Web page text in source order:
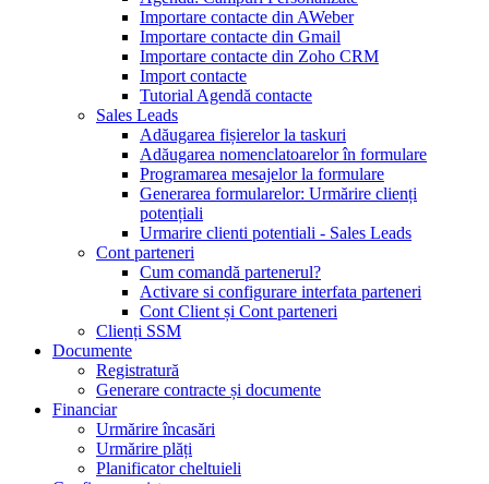
Importare contacte din AWeber
Importare contacte din Gmail
Importare contacte din Zoho CRM
Import contacte
Tutorial Agendă contacte
Sales Leads
Adăugarea fișierelor la taskuri
Adăugarea nomenclatoarelor în formulare
Programarea mesajelor la formulare
Generarea formularelor: Urmărire clienți
potențiali
Urmarire clienti potentiali - Sales Leads
Cont parteneri
Cum comandă partenerul?
Activare si configurare interfata parteneri
Cont Client și Cont parteneri
Clienți SSM
Documente
Registratură
Generare contracte și documente
Financiar
Urmărire încasări
Urmărire plăți
Planificator cheltuieli